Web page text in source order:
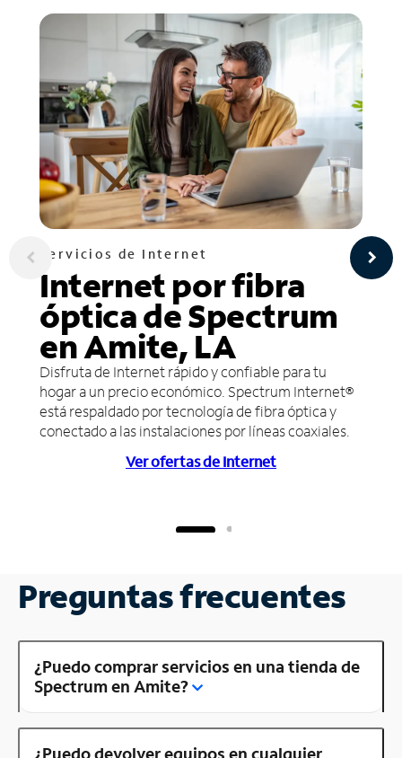
Servicios de Internet
Internet por fibra
óptica de Spectrum
en Amite, LA
Disfruta de Internet rápido y confiable para tu
hogar a un precio económico. Spectrum Internet®
está respaldado por tecnología de fibra óptica y
conectado a las instalaciones por líneas coaxiales.
Ver ofertas de Internet
Preguntas frecuentes
¿Puedo comprar servicios en una tienda de
Spectrum en Amite?
¿Puedo devolver equipos en cualquier